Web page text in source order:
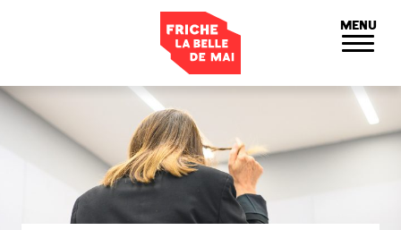
MENU
Panneau de gestion des cookies